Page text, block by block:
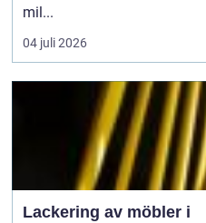
mil...
04 juli 2026
Lackering av möbler i